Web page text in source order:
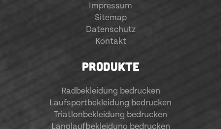
Impressum
Sitemap
Datenschutz
Kontakt
PRODUKTE
Radbekleidung bedrucken
Laufsportbekleidung bedrucken
Triatlonbekleidung bedrucken
Langlaufbekleidung bedrucken